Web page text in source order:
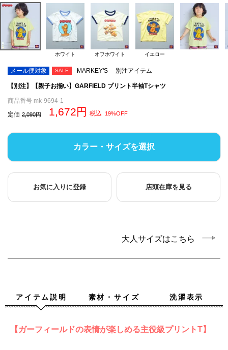
ホワイト オフホワイト イエロー
メール便対象 SALE MARKEY'S 別注アイテム
【別注】【親子お揃い】GARFIELD プリント半袖Tシャツ
商品番号 mk-9694-1
定価 2,090 1,672 税込 19%OFF
カラー・サイズを選択
お気に入りに登録 店頭在庫を見る
大人サイズはこちら
アイテム説明 素材・サイズ 洗濯表示
【ガーフィールドの表情が楽しめる主役級プリントT】